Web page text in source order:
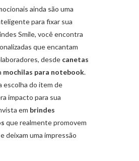
ainda são uma
para fixar sua
Smile, você encontra
que encantam
desde canetas
mochilas para notebook.
escolha do item de
impacto para sua
em brindes
que realmente promovem
deixam uma impressão